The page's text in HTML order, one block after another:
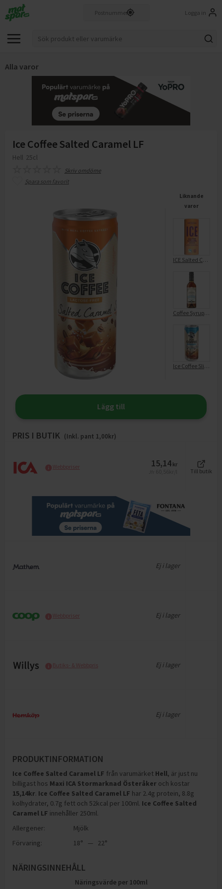
Logga in
Alla varor
Ice Coffee Salted Caramel LF
Hell 25cl
Skriv omdöme
Spara som favorit
Liknande
varor
ICE Salted Caramel
Coffee Syrup Salted Caramel
Ice Coffee Slim Vanilla NAS
Lägg till
PRIS I BUTIK (Inkl. pant 1,00kr)
Webbpriser 15,14 kr
Till butik
Ej i lager
Webbpriser Ej i lager
Butiks- & Webbpris Ej i lager
Ej i lager
PRODUKTINFORMATION
Ice Coffee Salted Caramel LF från varumärket Hell, är just nu
billigast hos Maxi ICA Stormarknad Österåker och kostar
15,14kr. Ice Coffee Salted Caramel LF har 2.4g protein, 8.8g
kolhydrater, 0.7g fett och 52kcal per 100ml. Ice Coffee Salted
Caramel LF innehåller 250ml.
Allergener:
Mjölk
Förvaring:
18° — 22°
NÄRINGSINNEHÅLL
Näringsvärde per 100ml